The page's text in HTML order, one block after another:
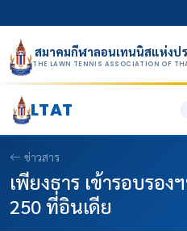
สมาคมกีฬาลอนเทนนิสแห่งป
THE LAWN TENNIS ASSOCIATION OF
LTAT
ข่าวสาร
เพียงธาร เข้ารอบรอ
250 ที่อินเดีย